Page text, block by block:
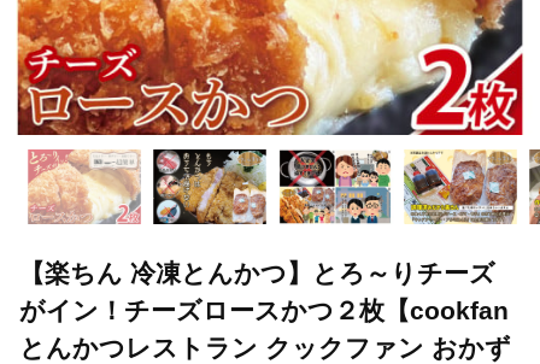
【楽ちん 冷凍とんかつ】とろ～りチーズ
がイン！チーズロースかつ２枚【cookfan
とんかつレストラン クックファン おかず